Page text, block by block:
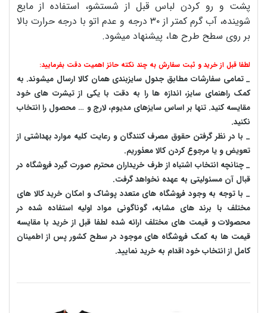
پشت و رو کردن لباس قبل از شستشو، استفاده از مایع
شوینده، آب گرم کمتر از ۳۰ درجه و عدم اتو با درجه حرارت بالا
بر روی سطح طرح ها، پیشنهاد میشود.
لطفا قبل از خرید و ثبت سفارش به چند نکته حائز اهمیت دقت بفرمایید:
_ تمامی سفارشات مطابق جدول سایزبندی همان کالا ارسال میشوند. به
کمک راهنمای سایز، اندازه ها را به دقت با یکی از تیشرت های خود
مقایسه کنید. تنها بر اساس سایزهای مدیوم، لارج و … محصول را انتخاب
نکنید.
_ با در نظر گرفتن حقوق مصرف کنندگان و رعایت کلیه موارد بهداشتی از
تعویض و یا مرجوع کردن کالا معذوریم.
_ چنانچه انتخاب اشتباه از طرف خریداران محترم صورت گیرد فروشگاه در
قبال آن مسئولیتی به عهده نخواهد گرفت.
_ با توجه به‌ وجود فروشگاه های متعدد‌ پوشاک و امکان خرید کالا های
مختلف با برند های مشابه، گوناگونی مواد اولیه استفاده شده در
محصولات و قیمت های مختلف ارائه شده لطفا قبل از خرید با مقایسه
قیمت ها به کمک فروشگاه های موجود در سطح کشور پس از اطمینان
کامل از انتخاب خود اقدام به خرید نمایید.